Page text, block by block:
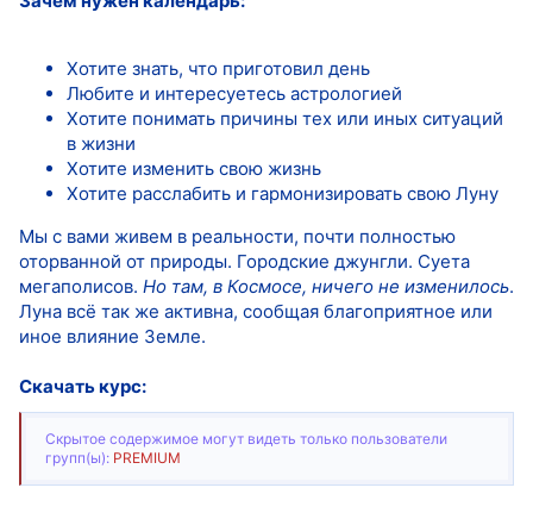
Хотите знать, что приготовил день
Любите и интересуетесь астрологией
Хотите понимать причины тех или иных ситуаций
в жизни
Хотите изменить свою жизнь
Хотите расслабить и гармонизировать свою Луну
Мы с вами живем в реальности, почти полностью
оторванной от природы. Городские джунгли. Суета
мегаполисов. Но там, в Космосе, ничего не изменилось.
Луна всё так же активна, сообщая благоприятное или
иное влияние Земле.
Скачать курс:
Скрытое содержимое могут видеть только пользователи
групп(ы): PREMIUM